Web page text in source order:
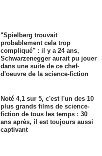
"Spielberg trouvait
probablement cela trop
compliqué" : il y a 24 ans,
Schwarzenegger aurait pu jouer
dans une suite de ce chef-
d'oeuvre de la science-fiction
Noté 4,1 sur 5, c'est l'un des 10
plus grands films de science-
fiction de tous les temps : 30
ans après, il est toujours aussi
captivant